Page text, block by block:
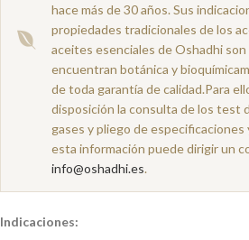
hace más de 30 años. Sus
propiedades tradicionales de los
aceites esenciales de Oshadhi
encuentran botánica y
de toda garantía de calidad.Para
disposición la consulta de los test
gases y pliego de especificaciones
esta información puede dirigir un
info@oshadhi.es.
Indicaciones: